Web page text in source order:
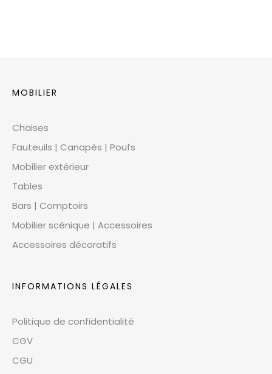
MOBILIER
Chaises
Fauteuils | Canapés | Poufs
Mobilier extérieur
Tables
Bars | Comptoirs
Mobilier scénique | Accessoires
Accessoires décoratifs
INFORMATIONS LÉGALES
Politique de confidentialité
CGV
CGU